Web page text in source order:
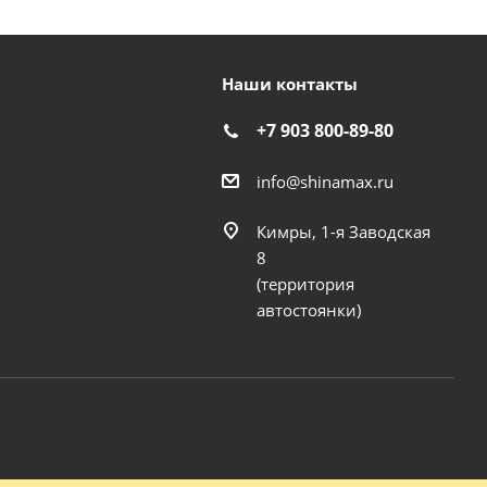
Наши контакты
+7 903 800-89-80
info@shinamax.ru
Кимры, 1-я Заводская
8
(территория
автостоянки)